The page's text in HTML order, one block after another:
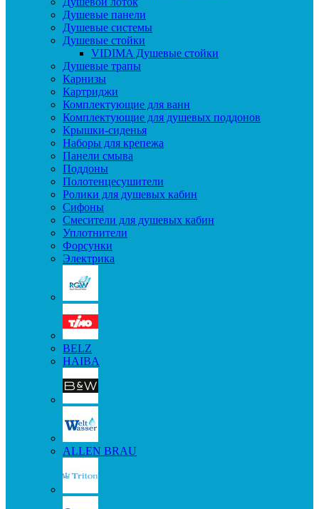
Душевые панели
Душевые системы
Душевые стойки
VIDIMA Душевые стойки
Душевые трапы
Карнизы
Картриджи
Комплектующие для ванн
Комплектующие для душевых поддонов
Крышки-сиденья
Наборы для крепежа
Панели смыва
Поддоны
Полотенцесушители
Ролики для душевых кабин
Сифоны
Смесители для душевых кабин
Уплотнители
Форсунки
Электрика
BELZ
HAIBA
ALLEN BRAU